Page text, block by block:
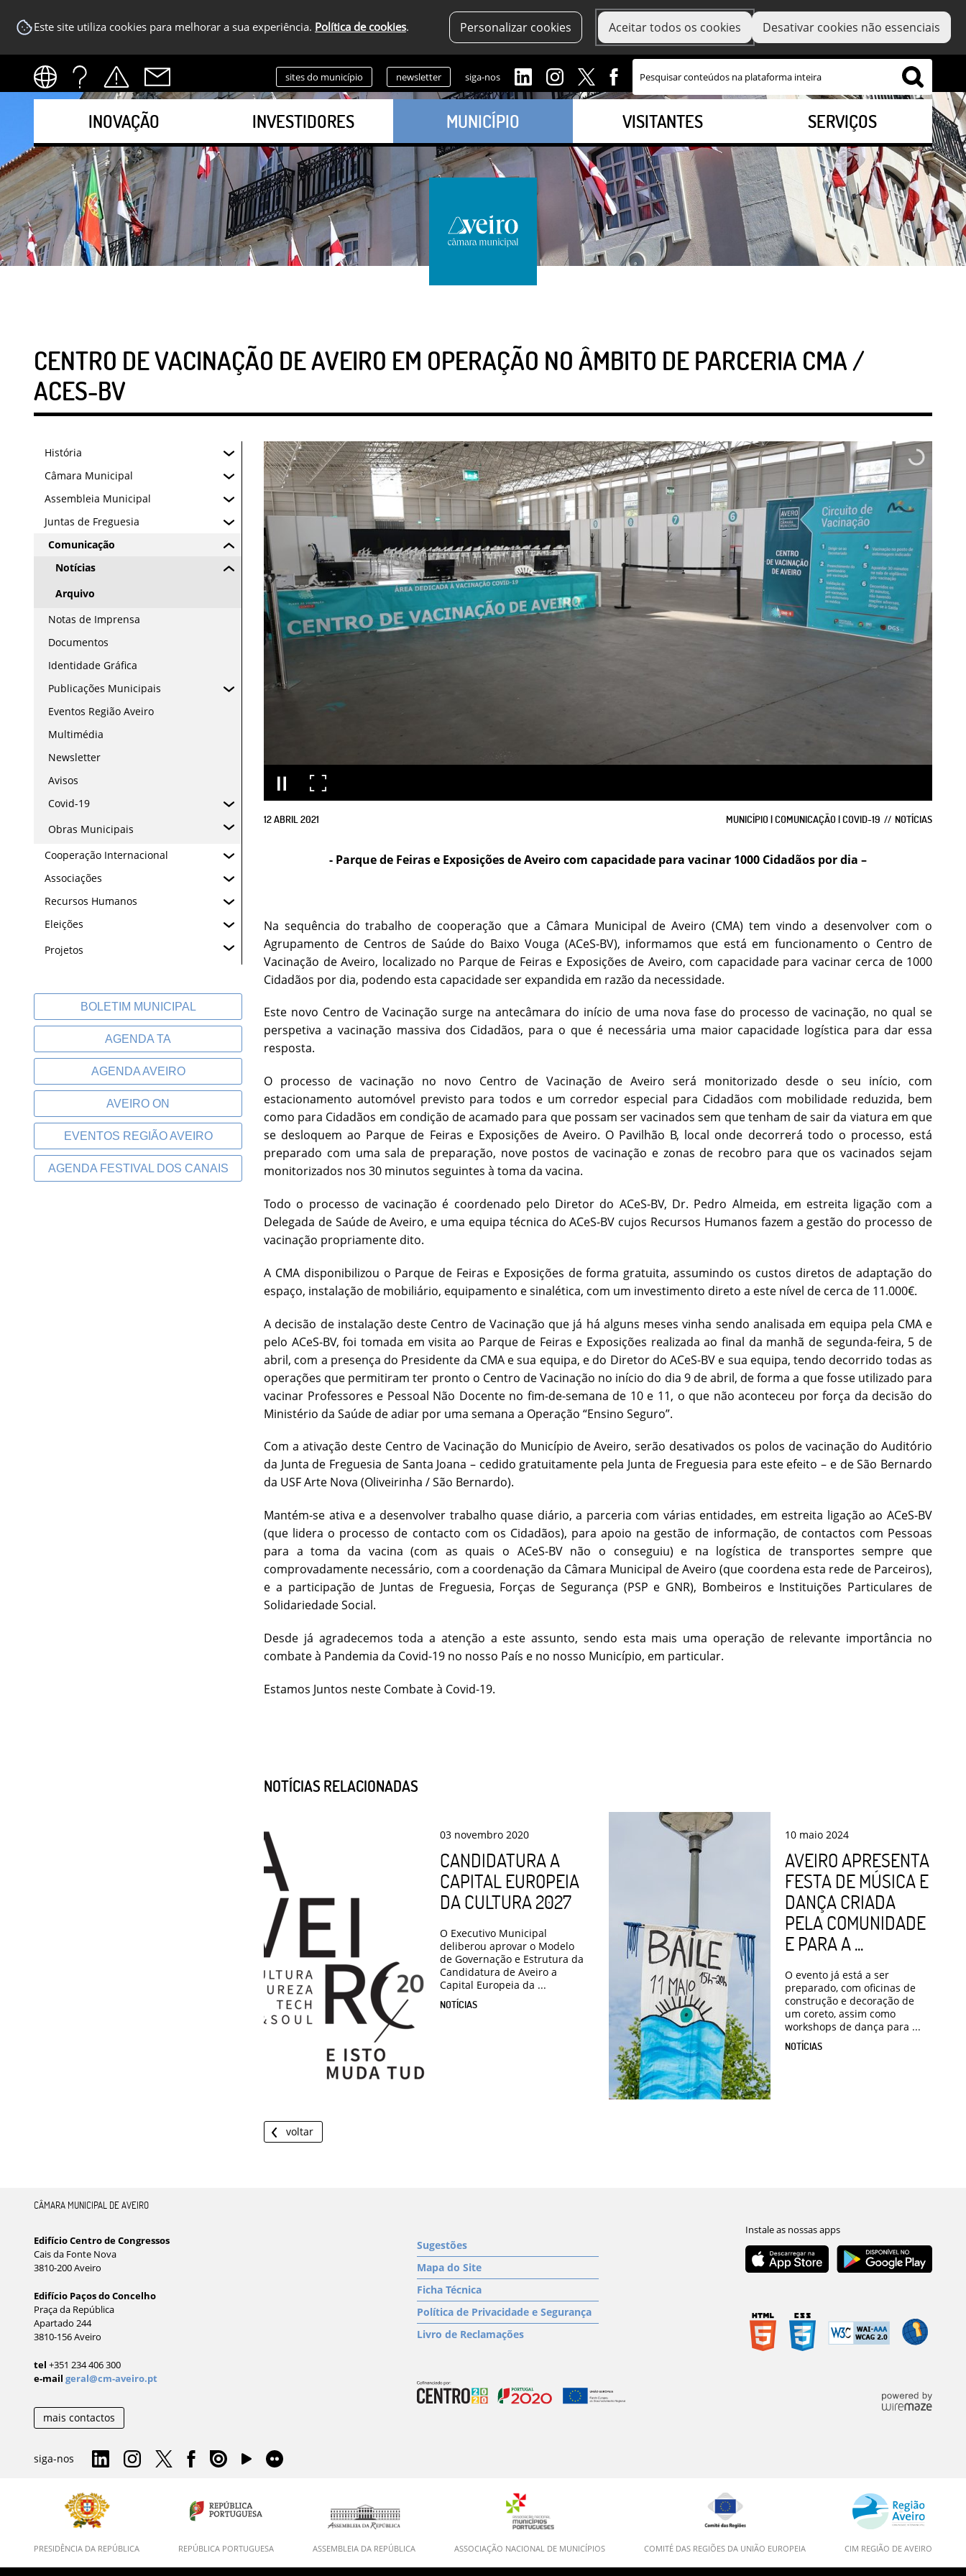
Este site utiliza cookies para melhorar a sua experiência. Política de cookies. Personalizar cookies Aceitar todos os cookies Desativar cookies não essenciais
sites do município newsletter siga-nos
INOVAÇÃO INVESTIDORES MUNICÍPIO VISITANTES SERVIÇOS
CENTRO DE VACINAÇÃO DE AVEIRO EM OPERAÇÃO NO ÂMBITO DE PARCERIA CMA /
ACES-BV
História
Câmara Municipal
Assembleia Municipal
Juntas de Freguesia
Comunicação
Notícias
Arquivo
Notas de Imprensa
Documentos
Identidade Gráfica
Publicações Municipais
Eventos Região Aveiro
Multimédia
Newsletter
Avisos
Covid-19
Obras Municipais
Cooperação Internacional
Associações
Recursos Humanos
Eleições
Projetos
BOLETIM MUNICIPAL
AGENDA TA
AGENDA AVEIRO
AVEIRO ON
EVENTOS REGIÃO AVEIRO
AGENDA FESTIVAL DOS CANAIS
12ABRIL 2021 MUNICÍPIO | COMUNICAÇÃO | COVID-19 NOTÍCIAS
- Parque de Feiras e Exposições de Aveiro com capacidade para vacinar 1000 Cidadãos por dia –
Na sequência do trabalho de cooperação que a Câmara Municipal de Aveiro (CMA) tem vindo a desenvolver com o
Agrupamento de Centros de Saúde do Baixo Vouga (ACeS-BV), informamos que está em funcionamento o Centro de
Vacinação de Aveiro, localizado no Parque de Feiras e Exposições de Aveiro, com capacidade para vacinar cerca de 1000
Cidadãos por dia, podendo esta capacidade ser expandida em razão da necessidade.
Este novo Centro de Vacinação surge na antecâmara do início de uma nova fase do processo de vacinação, no qual se
perspetiva a vacinação massiva dos Cidadãos, para o que é necessária uma maior capacidade logística para dar essa
resposta.
O processo de vacinação no novo Centro de Vacinação de Aveiro será monitorizado desde o seu início, com
estacionamento automóvel previsto para todos e um corredor especial para Cidadãos com mobilidade reduzida, bem
como para Cidadãos em condição de acamado para que possam ser vacinados sem que tenham de sair da viatura em que
se desloquem ao Parque de Feiras e Exposições de Aveiro. O Pavilhão B, local onde decorrerá todo o processo, está
preparado com uma sala de preparação, nove postos de vacinação e zonas de recobro para que os vacinados sejam
monitorizados nos 30 minutos seguintes à toma da vacina.
Todo o processo de vacinação é coordenado pelo Diretor do ACeS-BV, Dr. Pedro Almeida, em estreita ligação com a
Delegada de Saúde de Aveiro, e uma equipa técnica do ACeS-BV cujos Recursos Humanos fazem a gestão do processo de
vacinação propriamente dito.
A CMA disponibilizou o Parque de Feiras e Exposições de forma gratuita, assumindo os custos diretos de adaptação do
espaço, instalação de mobiliário, equipamento e sinalética, com um investimento direto a este nível de cerca de 11.000€.
A decisão de instalação deste Centro de Vacinação que já há alguns meses vinha sendo analisada em equipa pela CMA e
pelo ACeS-BV, foi tomada em visita ao Parque de Feiras e Exposições realizada ao final da manhã de segunda-feira, 5 de
abril, com a presença do Presidente da CMA e sua equipa, e do Diretor do ACeS-BV e sua equipa, tendo decorrido todas as
operações que permitiram ter pronto o Centro de Vacinação no início do dia 9 de abril, de forma a que fosse utilizado para
vacinar Professores e Pessoal Não Docente no fim-de-semana de 10 e 11, o que não aconteceu por força da decisão do
Ministério da Saúde de adiar por uma semana a Operação “Ensino Seguro”.
Com a ativação deste Centro de Vacinação do Município de Aveiro, serão desativados os polos de vacinação do Auditório
da Junta de Freguesia de Santa Joana – cedido gratuitamente pela Junta de Freguesia para este efeito – e de São Bernardo
da USF Arte Nova (Oliveirinha / São Bernardo).
Mantém-se ativa e a desenvolver trabalho quase diário, a parceria com várias entidades, em estreita ligação ao ACeS-BV
(que lidera o processo de contacto com os Cidadãos), para apoio na gestão de informação, de contactos com Pessoas
para a toma da vacina (com as quais o ACeS-BV não o conseguiu) e na logística de transportes sempre que
comprovadamente necessário, com a coordenação da Câmara Municipal de Aveiro (que coordena esta rede de Parceiros),
e a participação de Juntas de Freguesia, Forças de Segurança (PSP e GNR), Bombeiros e Instituições Particulares de
Solidariedade Social.
Desde já agradecemos toda a atenção a este assunto, sendo esta mais uma operação de relevante importância no
combate à Pandemia da Covid-19 no nosso País e no nosso Município, em particular.
Estamos Juntos neste Combate à Covid-19.
NOTÍCIAS RELACIONADAS
03 novembro 2020
CANDIDATURA A
CAPITAL EUROPEIA
DA CULTURA 2027
O Executivo Municipal
deliberou aprovar o Modelo
de Governação e Estrutura da
Candidatura de Aveiro a
Capital Europeia da ...
NOTÍCIAS
10 maio 2024
AVEIRO APRESENTA
FESTA DE MÚSICA E
DANÇA CRIADA
PELA COMUNIDADE
E PARA A ...
O evento já está a ser
preparado, com oficinas de
construção e decoração de
um coreto, assim como
workshops de dança para ...
NOTÍCIAS
voltar
CÂMARA MUNICIPAL DE AVEIRO
Edifício Centro de Congressos
Cais da Fonte Nova
3810-200 Aveiro
Edifício Paços do Concelho
Praça da República
Apartado 244
3810-156 Aveiro
tel +351 234 406 300
e-mail geral@cm-aveiro.pt
mais contactos
siga-nos
Sugestões
Mapa do Site
Ficha Técnica
Política de Privacidade e Segurança
Livro de Reclamações
PRESIDÊNCIA DA REPÚBLICA REPÚBLICA PORTUGUESA ASSEMBLEIA DA REPÚBLICA ASSOCIAÇÃO NACIONAL DE MUNICÍPIOS COMITÉ DAS REGIÕES DA UNIÃO EUROPEIA CIM REGIÃO DE AVEIRO